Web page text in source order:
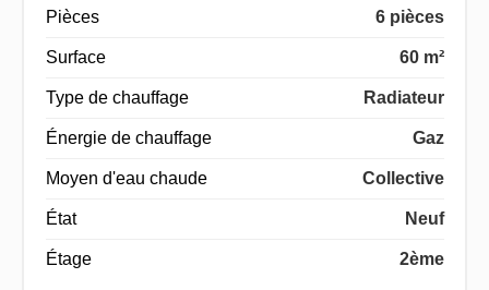
Pièces 6 pièces
Surface 60 m²
Type de chauffage Radiateur
Énergie de chauffage Gaz
Moyen d'eau chaude Collective
État Neuf
Étage 2ème